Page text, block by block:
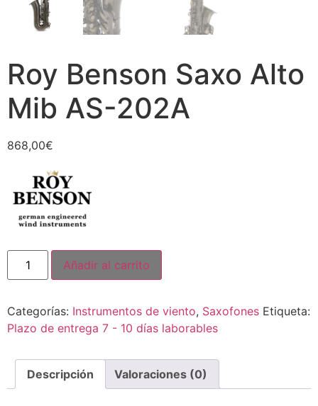
Roy Benson Saxo Alto
Mib AS-202A
868,00€
Añadir al carrito
Categorías: Instrumentos de viento, Saxofones Etiqueta:
Plazo de entrega 7 - 10 días laborables
Descripción Valoraciones (0)